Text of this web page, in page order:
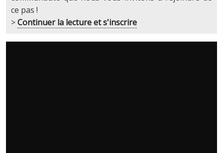
ce pas !
>Continuer la lecture et s'inscrire